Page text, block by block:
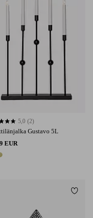
Gustavo 5L
EUR
2 arvosanaan
5,0 (2)
Lisää